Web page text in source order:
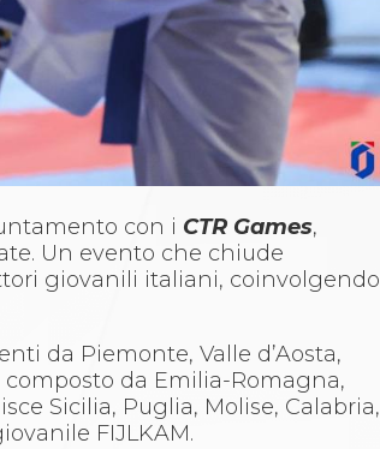
con i CTR Games,
Un evento che chiude
giovanili italiani, coinvolgendo
da Piemonte, Valle d’Aosta,
composto da Emilia-Romagna,
Sicilia, Puglia, Molise, Calabria,
FIJLKAM.